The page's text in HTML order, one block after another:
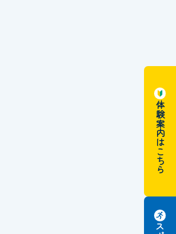
体験案内はこちら